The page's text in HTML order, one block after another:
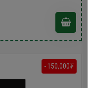
- 150,000₮